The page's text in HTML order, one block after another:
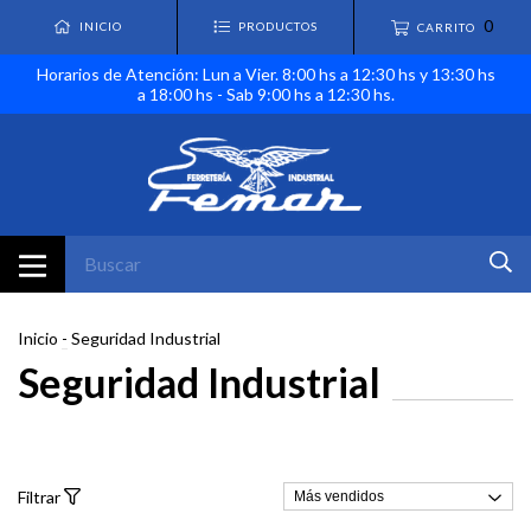
INICIO PRODUCTOS CARRITO 0
Horarios de Atención: Lun a Vier. 8:00 hs a 12:30 hs y 13:30 hs
a 18:00 hs - Sab 9:00 hs a 12:30 hs.
Inicio - Seguridad Industrial
Seguridad Industrial
Filtrar